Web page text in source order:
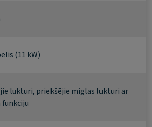
(11 kW)
lukturi, priekšējie miglas lukturi ar